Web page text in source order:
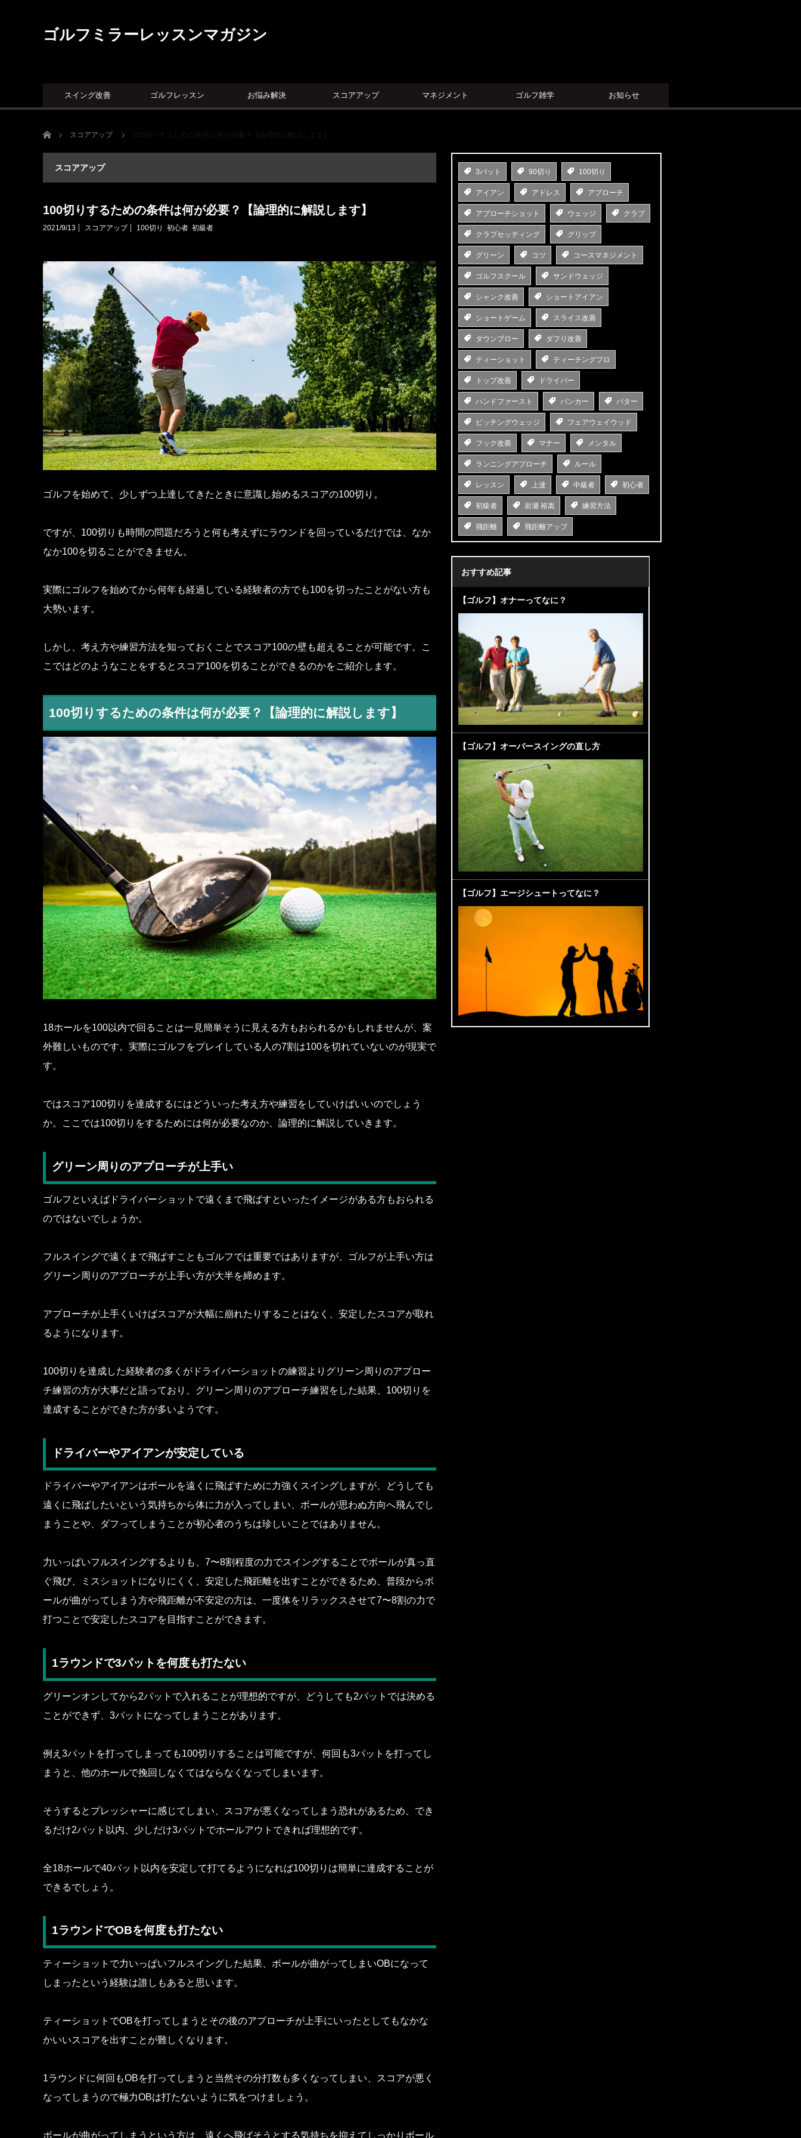
ゴルフミラーレッスンマガジン
スイング改善 ゴルフレッスン お悩み解決 スコアアップ マネジメント ゴルフ雑学 お知らせ
ホーム スコアアップ 100切りするための条件は何が必要？【論理的に解説します】
スコアアップ
100切りするための条件は何が必要？【論理的に解説します】
2021/9/13 スコアアップ 100切り , 初心者, 初級者
ゴルフを始めて、少しずつ上達してきたときに意識し始めるスコアの100切り。
ですが、100切りも時間の問題だろうと何も考えずにラウンドを回っているだけでは、なか
なか100を切ることができません。
実際にゴルフを始めてから何年も経過している経験者の方でも100を切ったことがない方も
大勢います。
しかし、考え方や練習方法を知っておくことでスコア100の壁も超えることが可能です。こ
こではどのようなことをするとスコア100を切ることができるのかをご紹介します。
100切りするための条件は何が必要？【論理的に解説します】
18ホールを100以内で回ることは一見簡単そうに見える方もおられるかもしれませんが、案
外難しいものです。実際にゴルフをプレイしている人の7割は100を切れていないのが現実で
す。
ではスコア100切りを達成するにはどういった考え方や練習をしていけばいいのでしょう
か。ここでは100切りをするためには何が必要なのか、論理的に解説していきます。
グリーン周りのアプローチが上手い
ゴルフといえばドライバーショットで遠くまで飛ばすといったイメージがある方もおられる
のではないでしょうか。
フルスイングで遠くまで飛ばすこともゴルフでは重要ではありますが、ゴルフが上手い方は
グリーン周りのアプローチが上手い方が大半を締めます。
アプローチが上手くいけばスコアが大幅に崩れたりすることはなく、安定したスコアが取れ
るようになります。
100切りを達成した経験者の多くがドライバーショットの練習よりグリーン周りのアプロー
チ練習の方が大事だと語っており、グリーン周りのアプローチ練習をした結果、100切りを
達成することができた方が多いようです。
ドライバーやアイアンが安定している
ドライバーやアイアンはボールを遠くに飛ばすために力強くスイングしますが、どうしても
遠くに飛ばしたいという気持ちから体に力が入ってしまい、ボールが思わぬ方向へ飛んでし
まうことや、ダフってしまうことが初心者のうちは珍しいことではありません。
力いっぱいフルスイングするよりも、7〜8割程度の力でスイングすることでボールが真っ直
ぐ飛び、ミスショットになりにくく、安定した飛距離を出すことができるため、普段からボ
ールが曲がってしまう方や飛距離が不安定の方は、一度体をリラックスさせて7〜8割の力で
打つことで安定したスコアを目指すことができます。
1ラウンドで3パットを何度も打たない
グリーンオンしてから2パットで入れることが理想的ですが、どうしても2パットでは決める
ことができず、3パットになってしまうことがあります。
例え3パットを打ってしまっても100切りすることは可能ですが、何回も3パットを打ってし
まうと、他のホールで挽回しなくてはならなくなってしまいます。
そうするとプレッシャーに感じてしまい、スコアが悪くなってしまう恐れがあるため、でき
るだけ2パット以内、少しだけ3パットでホールアウトできれば理想的です。
全18ホールで40パット以内を安定して打てるようになれば100切りは簡単に達成することが
できるでしょう。
1ラウンドでOBを何度も打たない
ティーショットで力いっぱいフルスイングした結果、ボールが曲がってしまいOBになって
しまったという経験は誰しもあると思います。
ティーショットでOBを打ってしまうとその後のアプローチが上手にいったとしてもなかな
かいいスコアを出すことが難しくなります。
1ラウンドに何回もOBを打ってしまうと当然その分打数も多くなってしまい、スコアが悪く
なってしまうので極力OBは打たないように気をつけましょう。
ボールが曲がってしまうという方は、遠くへ飛ばそうとする気持ちを抑えてしっかりボール
3パット 90切り 100切り
アイアン アドレス アプローチ
アプローチショット ウェッジ クラブ
クラブセッティング グリップ
グリーン コツ コースマネジメント
ゴルフスクール サンドウェッジ
シャンク改善 ショートアイアン
ショートゲーム スライス改善
ダウンブロー ダフり改善
ティーショット ティーチングプロ
トップ改善 ドライバー
ハンドファースト バンカー パター
ピッチングウェッジ フェアウェイウッド
フック改善 マナー メンタル
ランニングアプローチ ルール
レッスン 上達 中級者 初心者
初級者 岩瀬 裕嵩 練習方法
飛距離 飛距離アップ
おすすめ記事
【ゴルフ】オナーってなに？
【ゴルフ】オーバースイングの直し方
【ゴルフ】エージシュートってなに？